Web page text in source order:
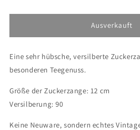
Versilberte Versilberte
Zuckerzange
Ausverkauft
Eine sehr hübsche, versilberte
besonderen Teegenuss.
Größe der Zuckerzange: 12 cm
Versilberung: 90
Keine Neuware, sondern echtes